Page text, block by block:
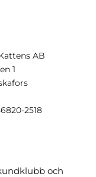
AB
1
2518
och